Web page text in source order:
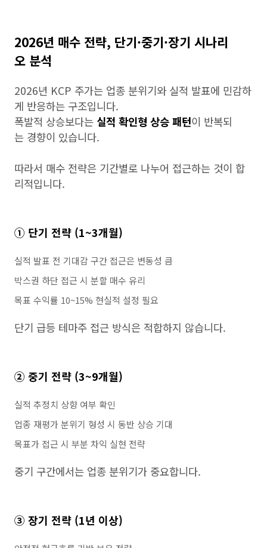
2026년 매수 전략, 단기·중기·장기 시나리
오 분석
2026년 KCP 주가는 업종 분위기와 실적 발표에 민감하
게 반응하는 구조입니다.
폭발적 상승보다는 실적 확인형 상승 패턴이 반복되
는 경향이 있습니다.
따라서 매수 전략은 기간별로 나누어 접근하는 것이 합
리적입니다.
① 단기 전략 (1~3개월)
실적 발표 전 기대감 구간 접근은 변동성 큼
박스권 하단 접근 시 분할 매수 유리
목표 수익률 10~15% 현실적 설정 필요
단기 급등 테마주 접근 방식은 적합하지 않습니다.
② 중기 전략 (3~9개월)
실적 추정치 상향 여부 확인
업종 재평가 분위기 형성 시 동반 상승 기대
목표가 접근 시 부분 차익 실현 전략
중기 구간에서는 업종 분위기가 중요합니다.
③ 장기 전략 (1년 이상)